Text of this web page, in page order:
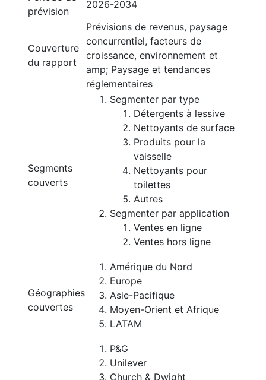
prévision
2026-2034
Couverture
du rapport
Prévisions de revenus, paysage
concurrentiel, facteurs de
croissance, environnement et
amp; Paysage et tendances
réglementaires
Segments
couverts
Segmenter par type
Détergents à lessive
Nettoyants de surface
Produits pour la
vaisselle
Nettoyants pour
toilettes
Autres
Segmenter par application
Ventes en ligne
Ventes hors ligne
Géographies
couvertes
Amérique du Nord
Europe
Asie-Pacifique
Moyen-Orient et Afrique
LATAM
P&G
Unilever
Church & Dwight